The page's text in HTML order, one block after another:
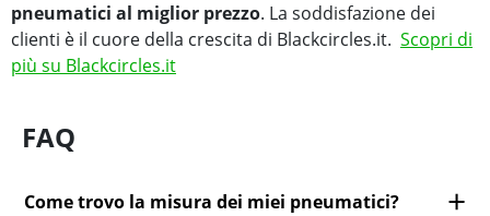
pneumatici al miglior prezzo. La soddisfazione dei
clienti è il cuore della crescita di Blackcircles.it. Scopri di
più su Blackcircles.it
FAQ
Come trovo la misura dei miei pneumatici?